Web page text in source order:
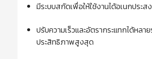
มีระบบสกัดเพื่อให้ใช้งานได้อเนกประส
ปรับความเร็วและอัตรากระแทกได้หลา
ประสิทธิภาพสูงสุด